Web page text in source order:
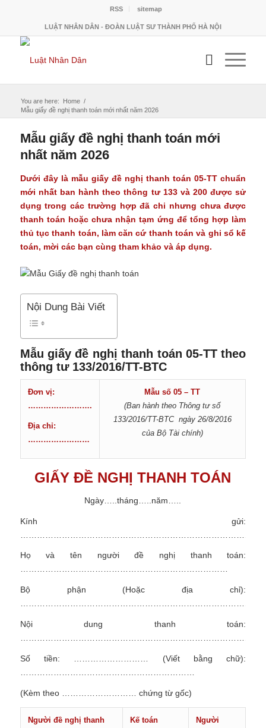
RSS sitemap
LUẬT NHÂN DÂN - ĐOÀN LUẬT SƯ THÀNH PHỐ HÀ NỘI
You are here: Home /
Mẫu giấy đề nghị thanh toán mới nhất năm 2026
Mẫu giấy đề nghị thanh toán mới
nhất năm 2026
Dưới đây là mẫu giấy đề nghị thanh toán 05-TT chuẩn
mới nhất ban hành theo thông tư 133 và 200 được sử
dụng trong các trường hợp đã chi nhưng chưa được
thanh toán hoặc chưa nhận tạm ứng để tổng hợp làm
thủ tục thanh toán, làm căn cứ thanh toán và ghi sổ kế
toán, mời các bạn cùng tham khảo và áp dụng.
Nội Dung Bài Viết
Mẫu giấy đề nghị thanh toán 05-TT theo
thông tư 133/2016/TT-BTC
Đơn vị:
…………………….
Địa chỉ:
……………………
Mẫu số 05 – TT
(Ban hành theo Thông tư số
133/2016/TT-BTC ngày 26/8/2016
của Bộ Tài chính)
GIẤY ĐỀ NGHỊ THANH TOÁN
Ngày…..tháng…..năm…..
Kính gửi:
Họ và tên người đề nghị thanh toán:
…………………………………………………………………
Bộ phận (Hoặc địa chỉ):
Nội dung thanh toán:
Số tiền: ……………………… (Viết bằng chữ):
(Kèm theo ……………………… chứng từ gốc)
Người đề nghị thanh
Kế toán
Người